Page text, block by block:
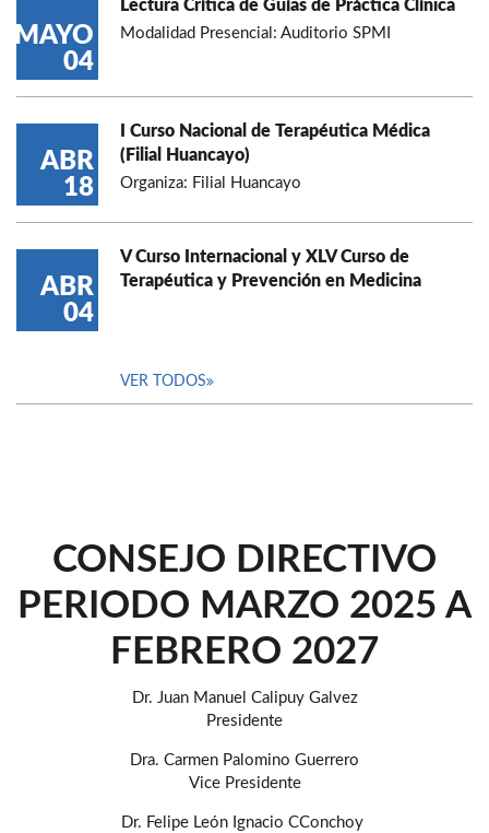
MAYO
04
Lectura Crítica de Guías de Práctica Clínica
Modalidad Presencial: Auditorio SPMI
ABR
18
I Curso Nacional de Terapéutica Médica
(Filial Huancayo)
Organiza: Filial Huancayo
ABR
04
V Curso Internacional y XLV Curso de
Terapéutica y Prevención en Medicina
VER TODOS
CONSEJO DIRECTIVO
PERIODO MARZO 2025 A
FEBRERO 2027
Dr. Juan Manuel Calipuy Galvez
Presidente
Dra. Carmen Palomino Guerrero
Vice Presidente
Dr. Felipe León Ignacio CConchoy